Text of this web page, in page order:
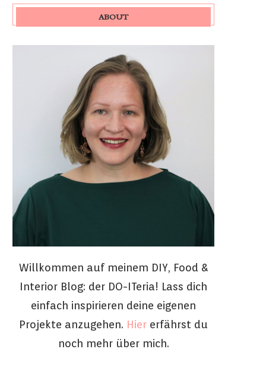
ABOUT
Willkommen auf meinem DIY, Food &
Interior Blog: der DO-ITeria! Lass dich
einfach inspirieren deine eigenen
Projekte anzugehen. Hier erfährst du
noch mehr über mich.